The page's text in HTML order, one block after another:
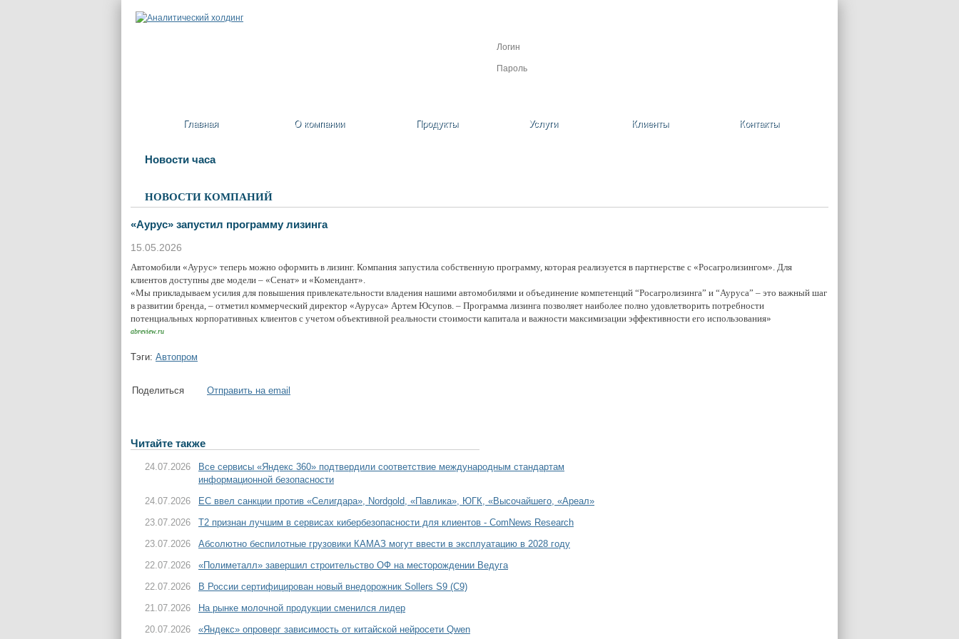
Главная О компании Продукты Услуги Клиенты Контакты
Новости часа
НОВОСТИ КОМПАНИЙ
«Аурус» запустил программу лизинга
15.05.2026
Автомобили «Аурус» теперь можно оформить в лизинг. Компания запустила собственную программу, которая реализуется в партнерстве с «Росагролизингом». Для
клиентов доступны две модели – «Сенат» и «Комендант».
«Мы прикладываем усилия для повышения привлекательности владения нашими автомобилями и объединение компетенций “Росагролизинга” и “Ауруса” – это важный шаг
в развитии бренда, – отметил коммерческий директор «Ауруса» Артем Юсупов. – Программа лизинга позволяет наиболее полно удовлетворить потребности
потенциальных корпоративных клиентов с учетом объективной реальности стоимости капитала и важности максимизации эффективности его использования»
abreview.ru
Тэги: Автопром
Поделиться Отправить на email
Читайте также
24.07.2026
Все сервисы «Яндекс 360» подтвердили соответствие международным стандартам
информационной безопасности
24.07.2026
ЕС ввел санкции против «Селигдара», Nordgold, «Павлика», ЮГК, «Высочайшего, «Ареал»
23.07.2026
T2 признан лучшим в сервисах кибербезопасности для клиентов - ComNews Research
23.07.2026
Абсолютно беспилотные грузовики КАМАЗ могут ввести в эксплуатацию в 2028 году
22.07.2026
«Полиметалл» завершил строительство ОФ на месторождении Ведуга
22.07.2026
В России сертифицирован новый внедорожник Sollers S9 (С9)
21.07.2026
На рынке молочной продукции сменился лидер
20.07.2026
«Яндекс» опроверг зависимость от китайской нейросети Qwen